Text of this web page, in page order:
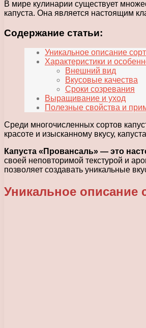
В мире кулинарии существует
капуста. Она является настоящим
Содержание статьи:
Уникальное описание
Характеристики и
Внешний вид
Вкусовые качества
Сроки созревания
Выращивание и уход
Полезные свойства и
Среди многочисленных сортов
красоте и изысканному вкусу,
Капуста «Провансаль» — это
своей неповторимой текстурой и
позволяет создавать уникальные
Уникальное описание